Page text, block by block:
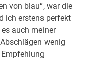
von blau“, war die
ich erstens perfekt
auch meiner
wenig